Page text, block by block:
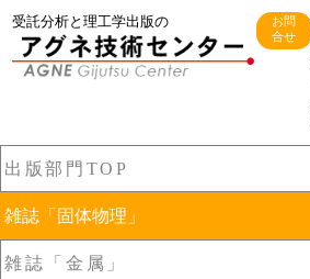
受託分析と理工学出版の
お問
合せ
出版部門TOP
雑誌「固体物理」
雑誌「金属」